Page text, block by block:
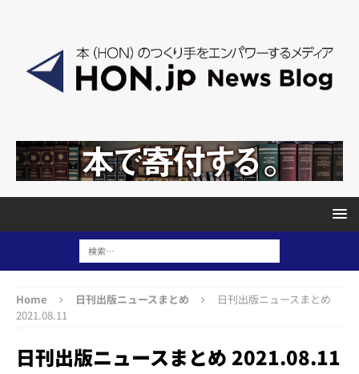
Home 日刊出版ニュースまとめ
日刊出版ニュースまとめ
2021.08.11
日刊出版ニュースまとめ 2021.08.11